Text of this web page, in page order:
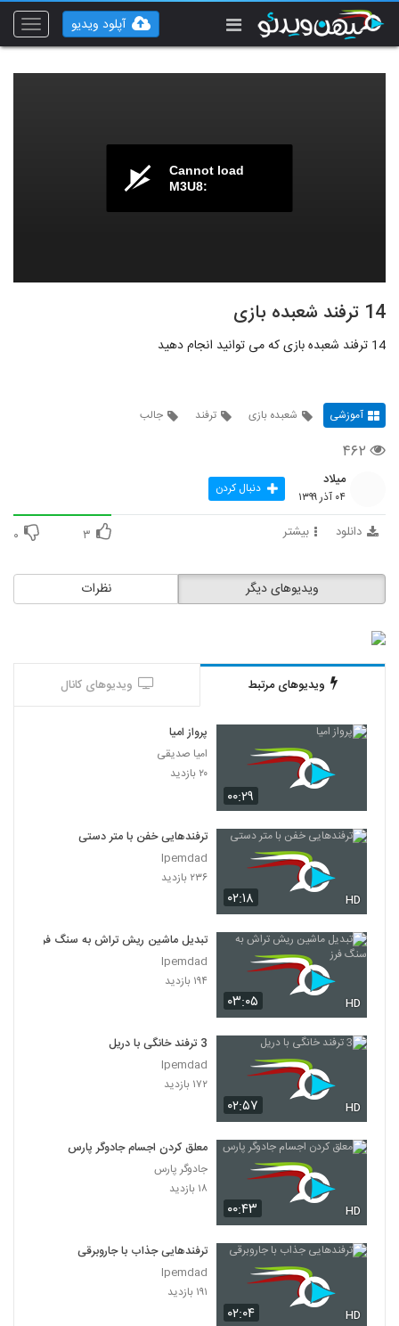
Toggle
آپلود ویدیو
Cannot load
M3U8:
14 ترفند شعبده بازی
14 ترفند شعبده بازی که می توانید انجام دهید
آموزشی شعبده بازی ترفند جالب
۴۶۲
میلاد
۰۴ آذر ۱۳۹۹ دنبال کردن
دانلود بیشتر ۳ ۰
نظرات ویدیوهای دیگر
ویدیوهای مرتبط ویدیوهای کانال
۰۰:۲۹
پرواز امیا
امیا صدیقی
۲۰ بازدید
۰۲:۱۸ HD
ترفندهایی خفن با متر دستی
Ipemdad
۲۳۶ بازدید
۰۳:۰۵ HD
تبدیل ماشین ریش تراش به سنگ فرز
Ipemdad
۱۹۴ بازدید
۰۲:۵۷ HD
3 ترفند خانگی با دریل
Ipemdad
۱۷۲ بازدید
۰۰:۴۳ HD
معلق کردن اجسام جادوگر پارس
جادوگر پارس
۱۸ بازدید
۰۲:۰۴ HD
ترفندهایی جذاب با جاروبرقی
Ipemdad
۱۹۱ بازدید